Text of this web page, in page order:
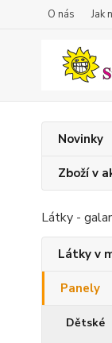
O nás Jak
Novinky
Zboží v
Látky -
Látky v
Panely
Dětské